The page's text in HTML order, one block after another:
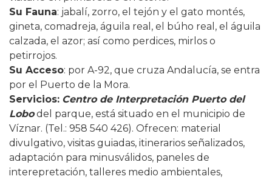
Su Fauna: jabalí, zorro, el tejón y el gato montés,
gineta, comadreja, águila real, el búho real, el águila
calzada, el azor; así como perdices, mirlos o
petirrojos.
Su Acceso: por A-92, que cruza Andalucía, se entra
por el Puerto de la Mora.
Servicios: Centro de Interpretación Puerto del
Lobodel parque, está situado en el municipio de
Víznar. (Tel.: 958 540 426). Ofrecen: material
divulgativo, visitas guiadas, itinerarios señalizados,
adaptación para minusválidos, paneles de
interepretación, talleres medio ambientales,